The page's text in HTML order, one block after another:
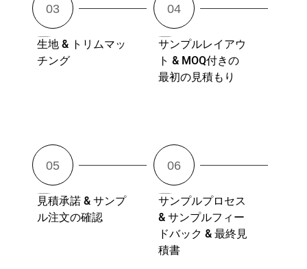
生地 & トリムマッ
チング
サンプルレイアウ
ト & MOQ付きの
最初の見積もり
見積承諾 & サンプ
ル注文の確認
サンプルプロセス
& サンプルフィー
ドバック & 最終見
積書